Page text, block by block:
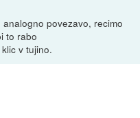
povezavo, recimo
to rabo
v tujino.